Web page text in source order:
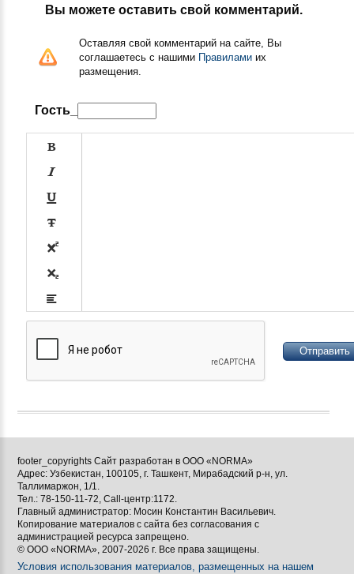
Вы можете оставить свой комментарий.
Оставляя свой комментарий на сайте, Вы
соглашаетесь с нашими Правилами их
размещения.
Гость_










[BBCODE]
footer_copyrights Сайт разработан в ООО «NORMA»
Адрес: Узбекистан, 100105, г. Ташкент, Мирабадский р-н, ул.
Таллимаржон, 1/1.
Тел.: 78-150-11-72, Call-центр:1172.
Главный администратор: Мосин Константин Васильевич.
Копирование материалов с сайта без согласования с
администрацией ресурса запрещено.
© ООО «NORMA», 2007-2026 г. Все права защищены.
Условия использования материалов, размещенных на нашем